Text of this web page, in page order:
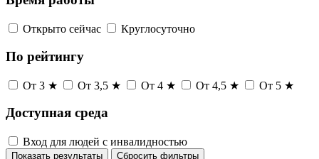
Открыто сейчас Круглосуточно
По рейтингу
От 3 ★ От 3,5 ★ От 4 ★ От 4,5 ★ От 5 ★
Доступная среда
Вход для людей с инвалидностью
Показать результаты Сбросить фильтры